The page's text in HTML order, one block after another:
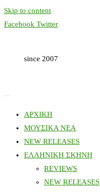
Skip to content
Facebook Twitter
since 2007
ΑΡΧΙΚΗ
ΜΟΥΣΙΚΑ ΝΕΑ
NEW RELEASES
ΕΛΛΗΝΙΚΗ ΣΚΗΝΗ
REVIEWS
NEW RELEASES